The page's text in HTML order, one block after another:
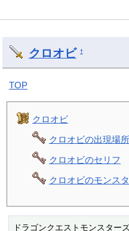
クロオビ †
TOP
クロオビ
クロオビの出現場所
クロオビのセリフ
クロオビのモンス
ドラゴンクエストモンスター